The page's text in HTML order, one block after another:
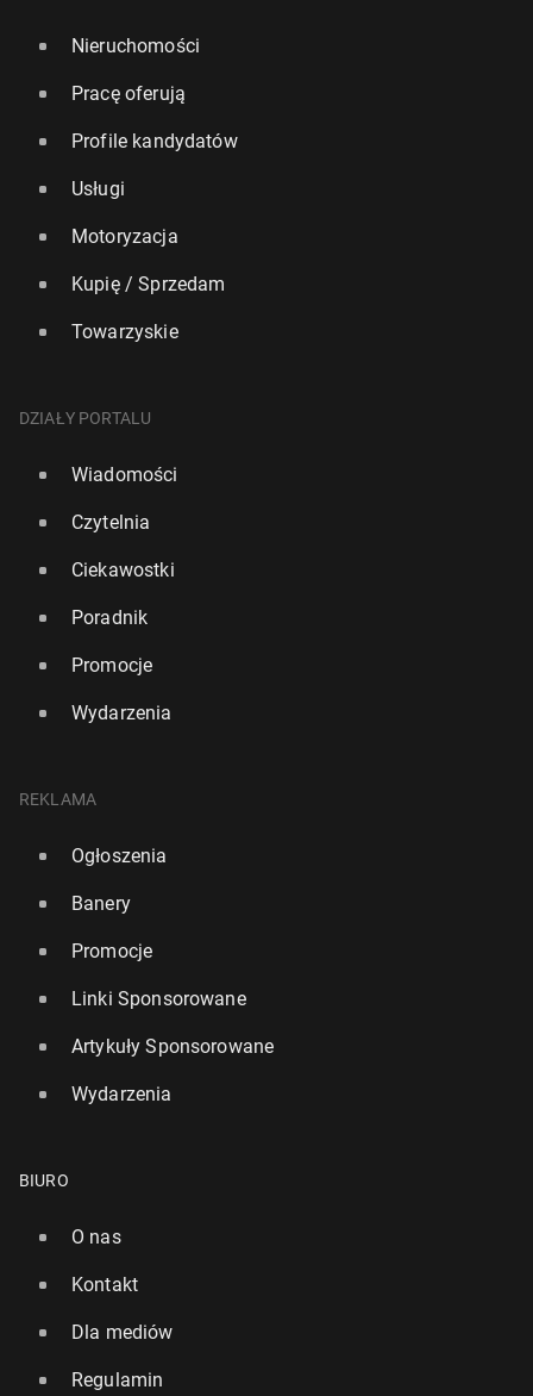
Nieruchomości
Pracę oferują
Profile kandydatów
Usługi
Motoryzacja
Kupię / Sprzedam
Towarzyskie
DZIAŁY PORTALU
Wiadomości
Czytelnia
Ciekawostki
Poradnik
Promocje
Wydarzenia
REKLAMA
Ogłoszenia
Banery
Promocje
Linki Sponsorowane
Artykuły Sponsorowane
Wydarzenia
BIURO
O nas
Kontakt
Dla mediów
Regulamin